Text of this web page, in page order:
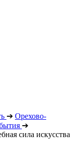
➔ Орехово-
➔
сила искусства